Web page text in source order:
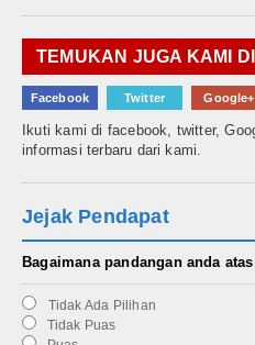
TEMUKAN JUGA KAMI DI
Facebook Twitter Google+
Ikuti kami di facebook, twitter,
informasi terbaru dari kami.
Jejak Pendapat
Bagaimana pandangan anda
Tidak Ada Pilihan
Tidak Puas